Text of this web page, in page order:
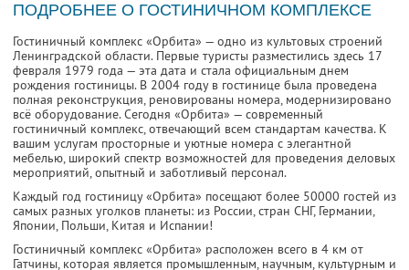
ПОДРОБНЕЕ О ГОСТИНИЧНОМ КОМПЛЕКСЕ
Гостиничный комплекс «Орбита» — одно из культовых строений
Ленинградской области. Первые туристы разместились здесь 17
февраля 1979 года — эта дата и стала официальным днем
рождения гостиницы. В 2004 году в гостинице была проведена
полная реконструкция, реновированы номера, модернизировано
всё оборудование. Сегодня «Орбита» — современный
гостиничный комплекс, отвечающий всем стандартам качества. К
вашим услугам просторные и уютные номера с элегантной
мебелью, широкий спектр возможностей для проведения деловых
мероприятий, опытный и заботливый персонал.
Каждый год гостиницу «Орбита» посещают более 50000 гостей из
самых разных уголков планеты: из России, стран СНГ, Германии,
Японии, Польши, Китая и Испании!
Гостиничный комплекс «Орбита» расположен всего в 4 км от
Гатчины, которая является промышленным, научным, культурным и